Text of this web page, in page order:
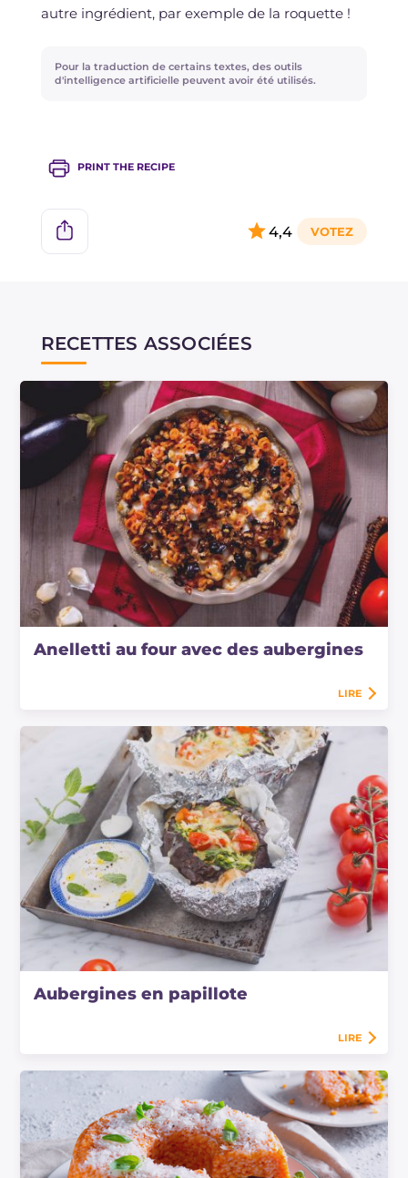
autre ingrédient, par exemple de la roquette !
Pour la traduction de certains textes, des outils
d'intelligence artificielle peuvent avoir été utilisés.
PRINT THE RECIPE
4,4
RECETTES ASSOCIÉES
Anelletti au four avec des aubergines
LIRE
Aubergines en papillote
LIRE